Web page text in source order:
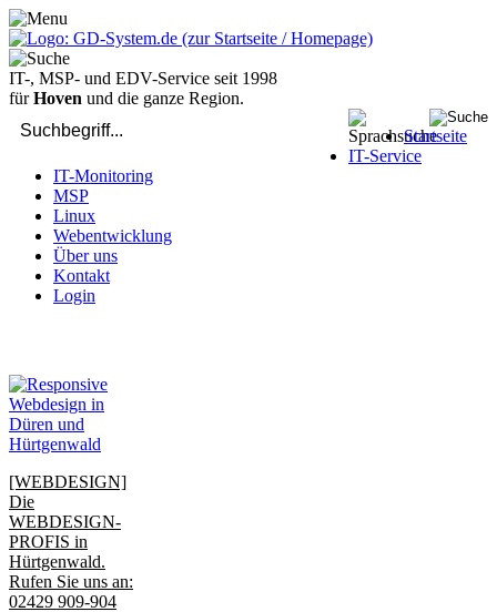
IT-, MSP- und EDV-Service seit 1998
fürHoven und die ganze Region.
Startseite
IT-Service
IT-Monitoring
MSP
Linux
Webentwicklung
Über uns
Kontakt
Login
[WEBDESIGN]
Die
WEBDESIGN-
PROFIS in
Hürtgenwald.
Rufen Sie uns an:
02429 909-904